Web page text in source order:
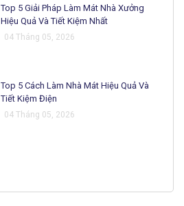
Top 5 Giải Pháp Làm Mát Nhà Xưởng
Hiệu Quả Và Tiết Kiệm Nhất
04 Tháng 05, 2026
Top 5 Cách Làm Nhà Mát Hiệu Quả Và
Tiết Kiệm Điện
04 Tháng 05, 2026